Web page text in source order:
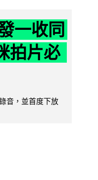
一收同
拍片必
音，並首度下放